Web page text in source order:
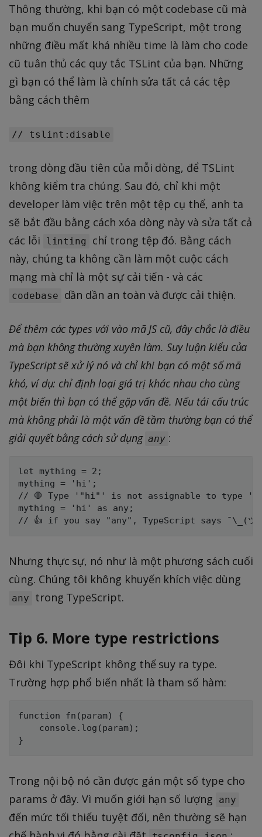
Thông thường, khi bạn có một codebase cũ mà
bạn muốn chuyển sang TypeScript, một trong
những điều mất khá nhiều time là làm cho code
cũ tuân thủ các quy tắc TSLint của bạn. Những
gì bạn có thể làm là chỉnh sửa tất cả các tệp
bằng cách thêm
// tslint:disable
trong dòng đầu tiên của mỗi dòng, để TSLint
không kiểm tra chúng. Sau đó, chỉ khi một
developer làm việc trên một tệp cụ thể, anh ta
sẽ bắt đầu bằng cách xóa dòng này và sửa tất cả
các lỗi
linting
chỉ trong tệp đó. Bằng cách
này, chúng ta không cần làm một cuộc cách
mạng mà chỉ là một sự cải tiến - và các
codebase dần dần an toàn và được cải thiện.
Để thêm các types với vào mã JS cũ, đây chắc là điều
mà bạn không thường xuyên làm. Suy luận kiểu của
TypeScript sẽ xử lý nó và chỉ khi bạn có một số mã
khó, ví dụ: chỉ định loại giá trị khác nhau cho cùng
một biến thì bạn có thể gặp vấn đề. Nếu tái cấu trúc
mà không phải là một vấn đề tầm thường bạn có thể
giải quyết bằng cách sử dụng any :
let mything = 2;
mything = 'hi';
// 🛑 Type '"hi"' is not assignable to type
mything = 'hi' as any;
Nhưng thực sự, nó như là một phương sách cuối
cùng. Chúng tôi không khuyến khích việc dùng
any trong TypeScript.
Tip 6. More type restrictions
Đôi khi TypeScript không thể suy ra type.
Trường hợp phổ biến nhất là tham số hàm:
function fn(param) {
    console.log(param);
Trong nội bộ nó cần được gán một số type cho
params ở đây. Vì muốn giới hạn số lượng
any
đến mức tối thiểu tuyệt đối, nên thường sẽ hạn